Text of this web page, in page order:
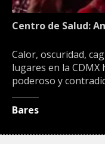
Centro de Salud:
Calor, oscuridad,
lugares en la
poderoso y
Bares